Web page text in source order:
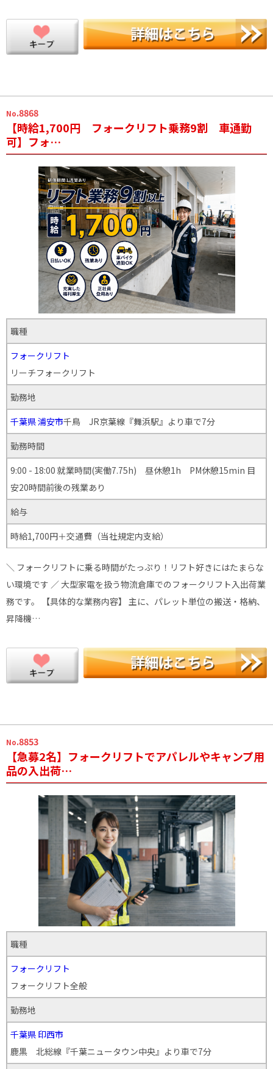
No.8868
【時給1,700円 フォークリフト乗務9割 車通勤
可】フォ…
職種
フォークリフト
リーチフォークリフト
勤務地
千葉県浦安市千鳥 JR京葉線『舞浜駅』より車で7分
勤務時間
9:00 - 18:00 就業時間(実働7.75h) 昼休憩1h PM休憩15min 目
安20時間前後の残業あり
給与
時給1,700円＋交通費（当社規定内支給）
＼ フォークリフトに乗る時間がたっぷり！リフト好きにはたまらな
い環境です ／ 大型家電を扱う物流倉庫でのフォークリフト入出荷業
務です。 【具体的な業務内容】 主に、パレット単位の搬送・格納、
昇降機…
No.8853
【急募2名】フォークリフトでアパレルやキャンプ用
品の入出荷…
職種
フォークリフト
フォークリフト全般
勤務地
千葉県 印西市
鹿黒 北総線『千葉ニュータウン中央』より車で7分